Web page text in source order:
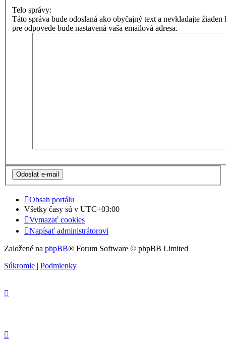
Telo správy:
Táto správa bude odoslaná ako obyčajný text a nevkladajte
pre odpovede bude nastavená vaša emailová adresa.
Obsah portálu
Všetky časy sú v UTC+03:00
Vymazať cookies
Napísať administrátorovi
Založené na phpBB® Forum Software © phpBB Limited
Súkromie
Podmienky